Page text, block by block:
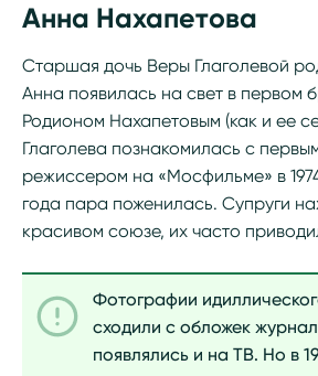
Анна Нахапетова
Старшая дочь Веры Глаголевой
Анна появилась на свет в первом
Родионом Нахапетовым (как и ее
Глаголева познакомилась с
режиссером на «Мосфильме» в
года пара поженилась. Супруги
красивом союзе, их часто
Фотографии
сходили с обложек
появлялись и на ТВ. Но в